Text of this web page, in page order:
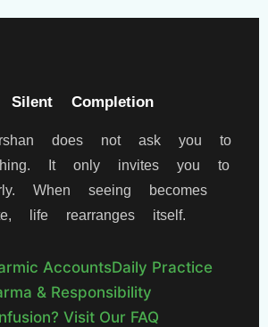
Completion
does not ask you to
It only invites you to
When seeing becomes
life rearranges itself.
AccountsDaily Practice
& Responsibility
Visit Our FAQ